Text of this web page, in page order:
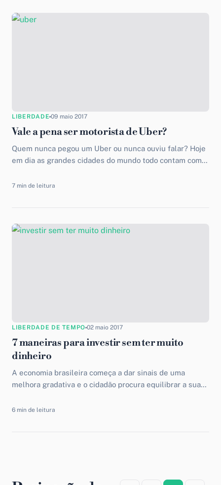
LIBERDADE 09 maio 2017
Vale a pena ser motorista de Uber?
Quem nunca pegou um Uber ou nunca ouviu falar? Hoje
em dia as grandes cidades do mundo todo contam com o
7 min de leitura
LIBERDADE DE TEMPO 02 maio 2017
7 maneiras para investir sem ter muito
dinheiro
A economia brasileira começa a dar sinais de uma
melhora gradativa e o cidadão procura equilibrar a sua
6 min de leitura